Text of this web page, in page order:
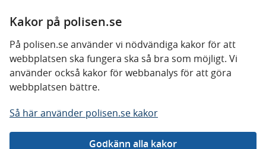
Kakor på polisen.se
På polisen.se använder vi nödvändiga kakor för att
webbplatsen ska fungera ska så bra som möjligt. Vi
använder också kakor för webbanalys för att göra
webbplatsen bättre.
Så här använder polisen.se kakor